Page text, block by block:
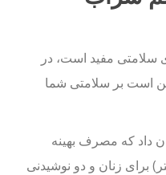
مفید است، در
است بر سلامتی شما
داد که مصرف بهینه
(150 میلی لیتر) برای زنان و دو نوشیدنی